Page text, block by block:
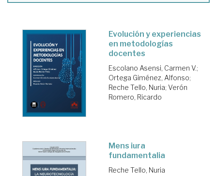
Evolución y experiencias
en metodologías
docentes
Escolano Asensi, Carmen V.;
Ortega Giménez, Alfonso;
Reche Tello, Nuria; Verón
Romero, Ricardo
Mens iura
fundamentalia
Reche Tello, Nuria